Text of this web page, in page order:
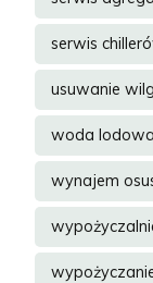
serwis
usuwanie
woda
wynajem